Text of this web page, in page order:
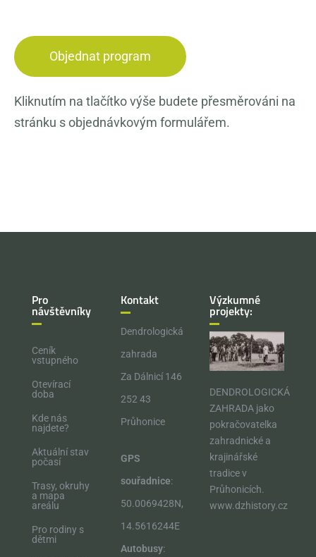
Objednat program
Kliknutím na tlačítko výše budete přesměrováni na
stránku s objednávkovým formulářem.
Pro
návštěvníky
Ceník
vstupného
Otevírací
doba
Kde nás
najdete?
Aktuální stav
počasí
Trasy, okruhy
a mapa
areálu
Pro rodiny s
dětmi
Kontakt
Dendrologická
zahrada
Za Dálnicí 146
252 43
Průhonice
GPS
souřadnice:
50.0069428N,
14.5616244E
Autobusy:
Výzkumné
projekty:
DENDROLOGICKÁ
ZAHRADA jako
pokračovatelka
zahradnické a
krajinářské
tradice v
Průhonicích.​
www.dzhistory.cz